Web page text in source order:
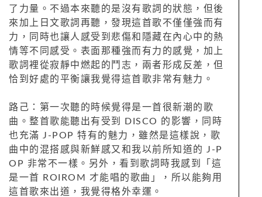
了力量。不過本來聽的是沒有歌詞的狀態，但後
來加上日文歌詞再聽，發現這首歌不僅僅強而有
力，同時也讓人感受到悲傷和隱藏在內心中的熱
情等不同感受。表面那種強而有力的感覺，加上
歌詞裡從寂靜中燃起的鬥志，兩者形成反差，但
恰到好處的平衡讓我覺得這首歌非常有魅力。
路己：第一次聽的時候覺得是一首很新潮的歌
曲。整首歌能聽出有受到 DISCO 的影響，同時
也充滿 J-POP 特有的魅力，雖然是這樣說，歌
曲中的混搭感與新鮮感又和我以前所知道的 J-P
OP 非常不一樣。另外，看到歌詞時我感到「這
是一首 ROIROM 才能唱的歌曲」，所以能夠用
這首歌來出道，我覺得格外幸運。